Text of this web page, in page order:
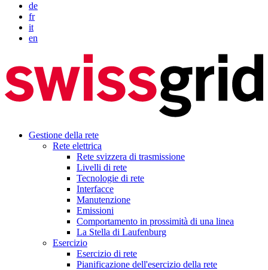
de
fr
it
en
Gestione della rete
Rete elettrica
Rete svizzera di trasmissione
Livelli di rete
Tecnologie di rete
Interfacce
Manutenzione
Emissioni
Comportamento in prossimità di una linea
La Stella di Laufenburg
Esercizio
Esercizio di rete
Pianificazione dell'esercizio della rete